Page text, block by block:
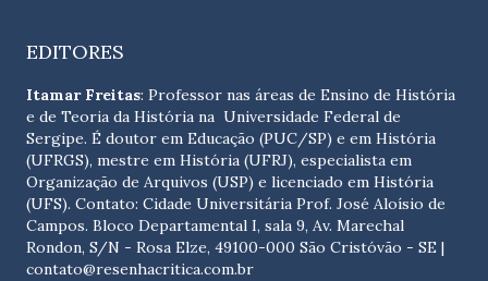
EDITORES
Itamar Freitas: Professor nas áreas de Ensino de História
e de Teoria da História na Universidade Federal de
Sergipe. É doutor em Educação (PUC/SP) e em História
(UFRGS), mestre em História (UFRJ), especialista em
Organização de Arquivos (USP) e licenciado em História
(UFS). Contato: Cidade Universitária Prof. José Aloísio de
Campos. Bloco Departamental I, sala 9, Av. Marechal
Rondon, S/N - Rosa Elze, 49100-000 São Cristóvão - SE |
contato@resenhacritica.com.br